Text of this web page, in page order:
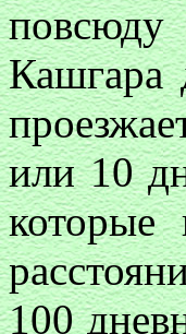
Кашгара
или 10
100